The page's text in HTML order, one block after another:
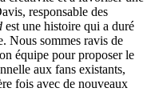
responsable des
est une histoire qui a duré
Nous sommes ravis de
équipe pour proposer le
aux fans existants,
fois avec de nouveaux